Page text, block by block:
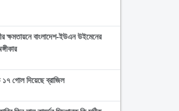
ক্ষমতায়নে বাংলাদেশ-ইউএন উইমেনের
১৭ গোল দিয়েছে ব্রাজিল